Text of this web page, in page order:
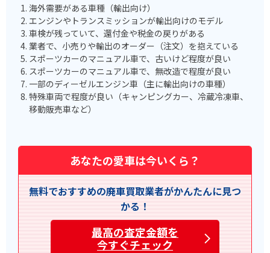
海外需要がある車種（輸出向け）
エンジンやトランスミッションが輸出向けのモデル
車検が残っていて、還付金や税金の戻りがある
業者で、小売りや輸出のオーダー（注文）を抱えている
スポーツカーのマニュアル車で、古いけど程度が良い
スポーツカーのマニュアル車で、無改造で程度が良い
一部のディーゼルエンジン車（主に輸出向けの車種）
特殊車両で程度が良い（キャンピングカー、冷蔵冷凍車、
移動販売車など）
あなたの愛車は今いくら？
無料でおすすめの廃車買取業者がかんたんに見つ
かる！
最高の査定金額を
今すぐチェック